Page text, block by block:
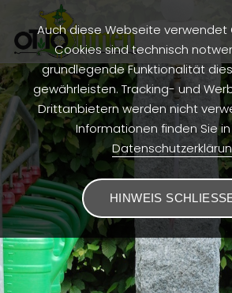
Auch diese Webseite verwendet
Cookies sind technisch
grundlegende Funktionalität
gewährleisten. Tracking- und
Drittanbietern werden nicht
Informationen finden Sie
HINWEIS